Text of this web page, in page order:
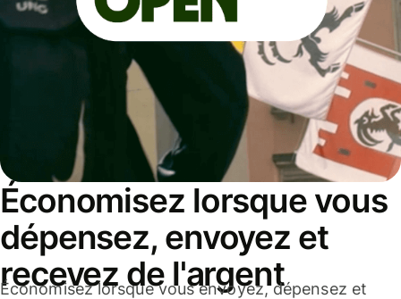
Économisez lorsque vous
dépensez, envoyez et
recevez de l'argent
Économisez lorsque vous envoyez, dépensez et